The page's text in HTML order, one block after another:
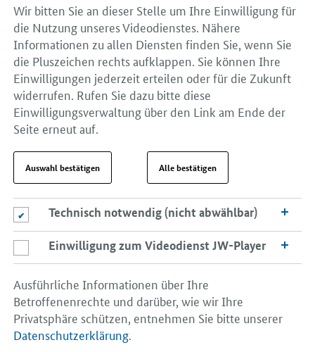
Wir bitten Sie an dieser Stelle um Ihre Einwilligung für
die Nutzung unseres Videodienstes. Nähere
Informationen zu allen Diensten finden Sie, wenn Sie
die Pluszeichen rechts aufklappen. Sie können Ihre
Einwilligungen jederzeit erteilen oder für die Zukunft
widerrufen. Rufen Sie dazu bitte diese
Einwilligungsverwaltung über den Link am Ende der
Seite erneut auf.
Auswahl bestätigen Alle bestätigen
Technisch notwendig (nicht abwählbar)
Technisch notwendig (nicht abwählbar)
Einwilligung zum Videodienst JW-Player
Einwilligung zum Videodienst JW-Player
Ausführliche Informationen über Ihre
Betroffenenrechte und darüber, wie wir Ihre
Privatsphäre schützen, entnehmen Sie bitte unserer
Datenschutzerklärung.